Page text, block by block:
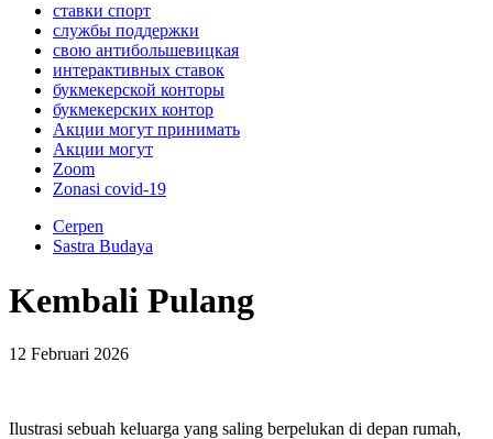
ставки спорт
службы поддержки
свою антибольшевицкая
интерактивных ставок
букмекерской конторы
букмекерских контор
Акции могут принимать
Акции могут
Zoom
Zonasi covid-19
Cerpen
Sastra Budaya
Kembali Pulang
12 Februari 2026
Ilustrasi sebuah keluarga yang saling berpelukan di depan rumah,